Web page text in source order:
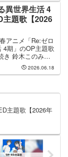
し、EDテーマの
異世界生活 4
主題歌【2026
アニメ「Re:ゼロ
4期」のOP主題歌
き 鈴木このみ
MYTH & ROID
） さんが担当し
2026.06.18
主題歌【2026年